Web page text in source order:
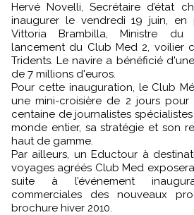
Hervé Novelli, Secrétaire d’état chargé du tourisme va
inaugurer le vendredi 19 juin, en
Vittoria Brambilla, Ministre du
lancement du Club Med 2, voilier
Tridents. Le navire a bénéficié
de 7 millions d'euros.
Pour cette inauguration, le Club
une mini-croisière de 2 jours
centaine de journalistes
monde entier, sa stratégie et son
haut de gamme.
Par ailleurs, un Eductour à
voyages agréés Club Med
suite à l’événement
commerciales des nouveaux
brochure hiver 2010.